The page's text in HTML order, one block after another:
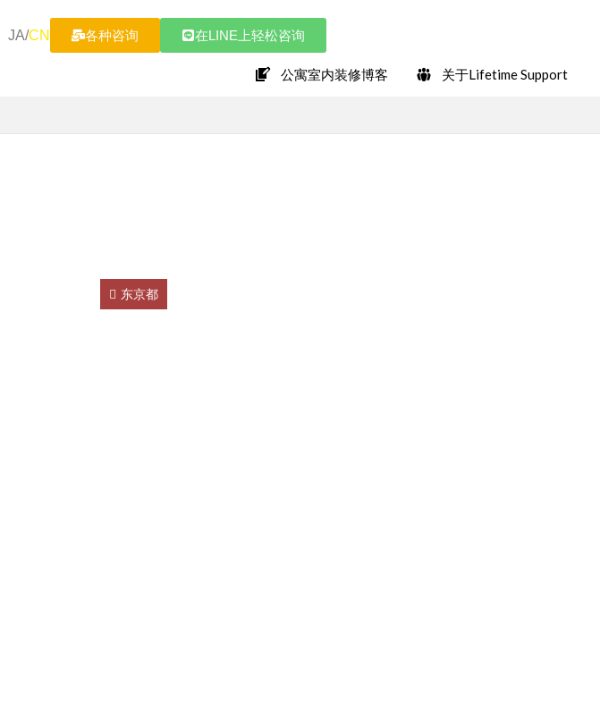
JA/CN 各种咨询 在LINE上轻松咨询
公寓室内装修博客 关于Lifetime Support
东京都